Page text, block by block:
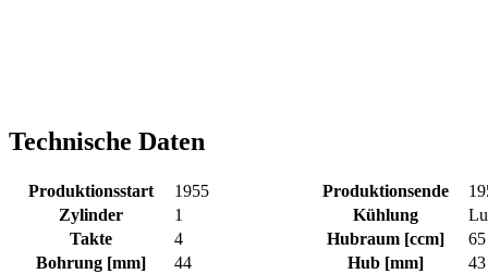
Technische Daten
Produktionsstart 1955 Produktionsende
Zylinder
1 Kühlung
Takte
4 Hubraum [ccm]
65
Bohrung [mm]
44 Hub [mm]
43